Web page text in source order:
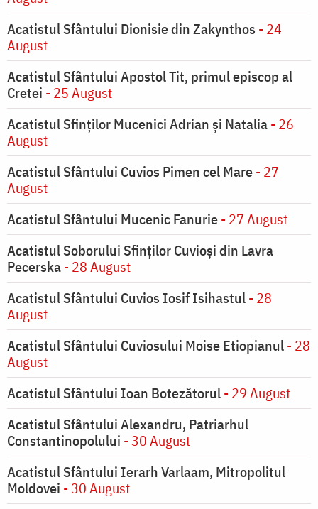
Acatistul Sfântului Dionisie din Zakynthos - 24
August
Acatistul Sfântului Apostol Tit, primul episcop al
Cretei - 25 August
Acatistul Sfinților Mucenici Adrian și Natalia- 26
August
Acatistul Sfântului Cuvios Pimen cel Mare- 27
August
Acatistul Sfântului Mucenic Fanurie- 27 August
Acatistul Soborului Sfinților Cuvioși din Lavra
Pecerska- 28 August
Acatistul Sfântului Cuvios Iosif Isihastul- 28
August
Acatistul Sfântului Cuviosului Moise Etiopianul- 28
August
Acatistul Sfântului Ioan Botezătorul- 29 August
Acatistul Sfântului Alexandru, Patriarhul
Constantinopolului - 30 August
Acatistul Sfântului Ierarh Varlaam, Mitropolitul
Moldovei - 30 August